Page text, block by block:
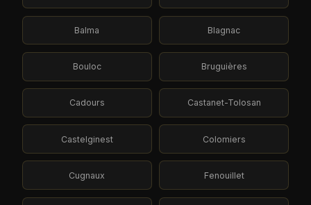
Balma Blagnac
Bouloc Bruguières
Cadours Castanet-Tolosan
Castelginest Colomiers
Cugnaux Fenouillet